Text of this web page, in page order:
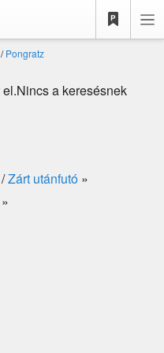
/Pongratz
a keresésnek
/Zárt utánfutó »
»